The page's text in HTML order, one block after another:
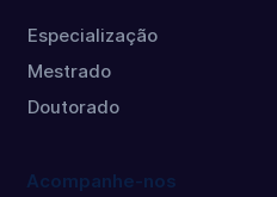
Especialização
Mestrado
Doutorado
Acompanhe-nos